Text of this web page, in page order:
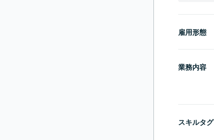
雇用形態
業務内容
スキルタグ